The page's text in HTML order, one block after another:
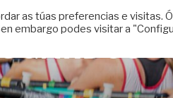
as túas preferencias e visitas.
embargo podes visitar a